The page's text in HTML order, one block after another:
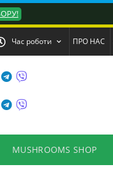
Час роботи ПРО НАС
MUSHROOMS SHOP